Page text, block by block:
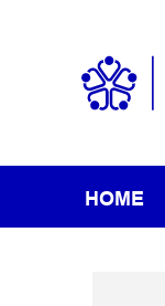
HOME